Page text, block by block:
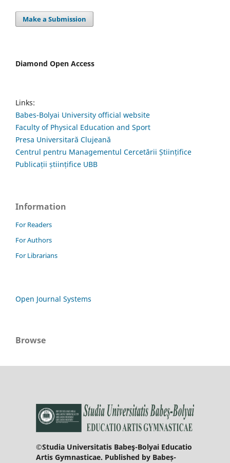
Make a Submission
Diamond Open Access
Links:
Babes-Bolyai University official website
Faculty of Physical Education and Sport
Presa Universitară Clujeană
Centrul pentru Managementul Cercetării Științifice
Publicații științifice UBB
Information
For Readers
For Authors
For Librarians
Open Journal Systems
Browse
©Studia Universitatis Babeş-Bolyai Educatio
Artis Gymnasticae. Published by Babeș-